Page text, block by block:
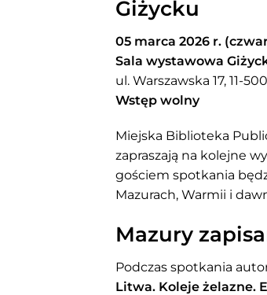
Giżycku
05 marca 2026 r.
Sala wystawowa
ul. Warszawska 17, 11-
Wstęp wolny
Miejska Biblioteka
zapraszają na kolejne
gościem spotkania
Mazurach, Warmii i
Mazury
Podczas spotkania
Litwa. Koleje żelazne.